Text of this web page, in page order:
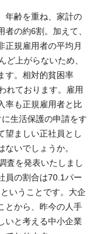
年齢を重ね、家計の
の約6割。加えて、
正規雇用者の平均月
ど上がらないため、
す。相対的貧困率
れております。雇用
率も正規雇用者と比
生活保護の申請をす
望ましい正社員とし
いでしょうか。
査を発表いたしまし
員の割合は70.1パー
いうことです。大企
とから、昨今の人手
いと考える中小企業